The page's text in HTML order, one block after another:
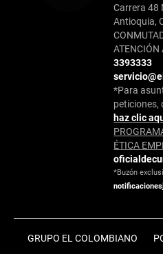
Carrera 48
Antioquia,
ATENCIÓN
3393333
*Para
peticiones,
haz clic
ÉTICA
*Buzón
GRUPO EL COLOMBIANO